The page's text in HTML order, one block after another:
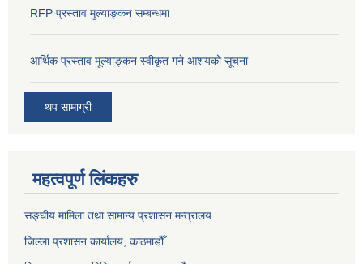
RFP प्रस्ताव मुल्याङ्कन सम्बन्धमा
आर्थिक प्रस्ताव मूल्याङ्कन स्वीकृत गने आशयको सूचना
थप सामाग्री
महत्वपूर्ण लिंकहरु
सङ्‍घीय मामिला तथा सामान्य प्रशासन मन्त्रालय
जिल्ला प्रशासन कार्यालय, काठमाडौँ